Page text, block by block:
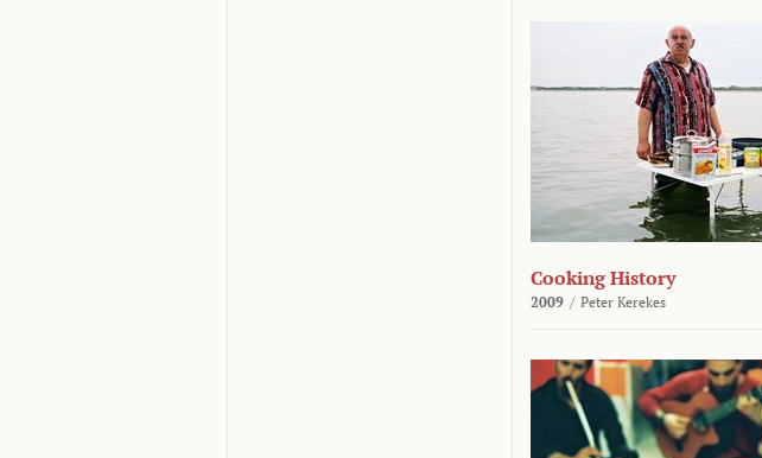
Cooking History
2009 / Peter Kerekes